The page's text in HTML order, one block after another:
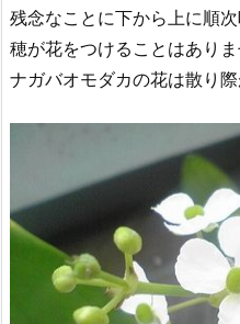
残念なことに下から上に順
穂が花をつけることはありま
ナガバオモダカの花は散り際